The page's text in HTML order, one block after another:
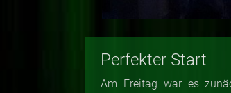
Perfekter Start
Am Freitag war es